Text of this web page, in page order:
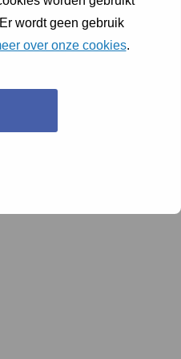
wordt geen gebruik
over onze cookies.